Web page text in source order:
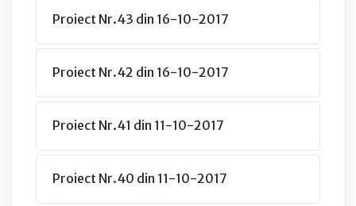
Proiect Nr.43 din 16-10-2017
Proiect Nr.42 din 16-10-2017
Proiect Nr.41 din 11-10-2017
Proiect Nr.40 din 11-10-2017